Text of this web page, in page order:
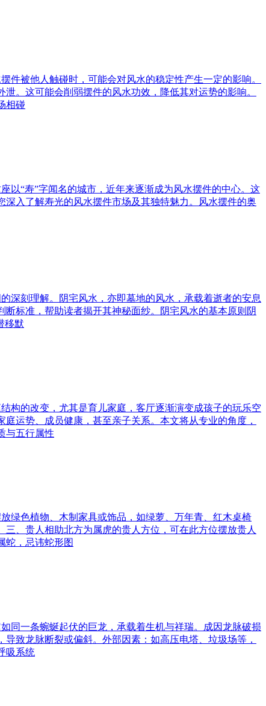
件被他人触碰时，可能会对风水的稳定性产生一定的影响。
。这可能会削弱摆件的风水功效，降低其对运势的影响。
相碰
以“寿”字闻名的城市，近年来逐渐成为风水摆件的中心。这
入了解寿光的风水摆件市场及其独特魅力。风水摆件的奥
深刻理解。阴宅风水，亦即墓地的风水，承载着逝者的安息
标准，帮助读者揭开其神秘面纱。阴宅风水的基本原则阴
移默
构的改变，尤其是育儿家庭，客厅逐渐演变成孩子的玩乐空
运势、成员健康，甚至亲子关系。本文将从专业的角度，
与五行属性
绿色植物、木制家具或饰品，如绿萝、万年青、红木桌椅
、贵人相助北方为属虎的贵人方位，可在此方位摆放贵人
蛇，忌讳蛇形图
同一条蜿蜒起伏的巨龙，承载着生机与祥瑞。成因龙脉破损
致龙脉断裂或偏斜。外部因素：如高压电塔、垃圾场等，
吸系统